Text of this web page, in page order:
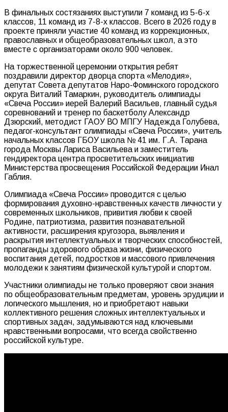
В финальных состязаниях выступили 7 команд из 5-6-х
классов, 11 команд из 7-8-х классов. Всего в 2026 году в
проекте приняли участие 40 команд из коррекционных,
православных и общеобразовательных школ, а это
вместе с организаторами около 900 человек.
На торжественной церемонии открытия ребят
поздравили директор дворца спорта «Мелодия»,
депутат Совета депутатов Наро-Фоминского городского
округа Виталий Тамаркин, руководитель олимпиады
«Свеча России» иерей Валерий Васильев, главный судья
соревнований и тренер по баскетболу Александр
Дзюрский, методист ГАОУ ВО МПГУ Надежда Голубева,
педагог-консультант олимпиады «Свеча России», учитель
начальных классов ГБОУ школа № 41 им. Г.А. Тарана
города Москвы Лариса Васильева и заместитель
гендиректора центра просветительских инициатив
Министерства просвещения Российской Федерации Инал
Габлия.
Олимпиада «Свеча России» проводится с целью
формирования духовно-нравственных качеств личности у
современных школьников, привития любви к своей
Родине, патриотизма, развития познавательной
активности, расширения кругозора, выявления и
раскрытия интеллектуальных и творческих способностей,
пропаганды здорового образа жизни, физического
воспитания детей, подростков и массового привлечения
молодежи к занятиям физической культурой и спортом.
Участники олимпиады не только проверяют свои знания
по общеобразовательным предметам, уровень эрудиции и
логического мышления, но и приобретают навыки
коллективного решения сложных интеллектуальных и
спортивных задач, задумываются над ключевыми
нравственными вопросами, что всегда свойственно
российской культуре.